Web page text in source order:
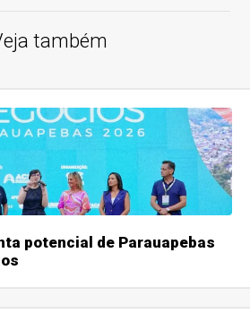
também
potencial de Parauapebas